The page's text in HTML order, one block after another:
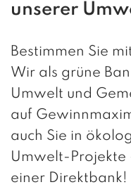
unserer
Bestimmen Sie
Wir als grüne
Umwelt und
auf
auch Sie in
Umwelt-
einer Direktbank!